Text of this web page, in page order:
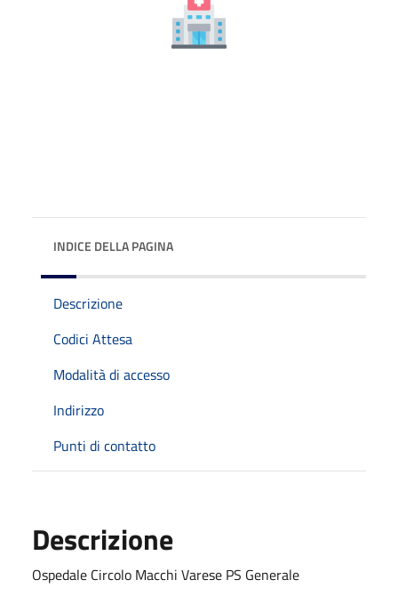
INDICE DELLA PAGINA
Descrizione
Codici Attesa
Modalità di accesso
Indirizzo
Punti di contatto
Descrizione
Ospedale Circolo Macchi Varese PS Generale